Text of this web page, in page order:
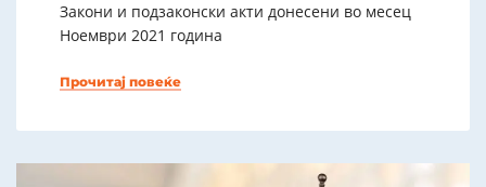
Закони и подзаконски акти донесени во месец
Ноември 2021 година
Прочитај повеќе